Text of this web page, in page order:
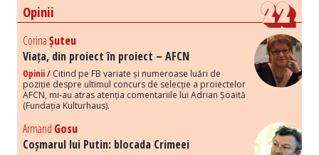
Opinii
CorinaȘuteu
Viața, din proiect în proiect – AFCN
Opinii / Citind pe FB variate și numeroase luări de
poziție despre ultimul concurs de selecție a proiectelor
AFCN, mi-au atras atenția comentariile lui Adrian Șoaită
(Fundația Kulturhaus).
Armand Gosu
Coșmarul lui Putin: blocada Crimeei